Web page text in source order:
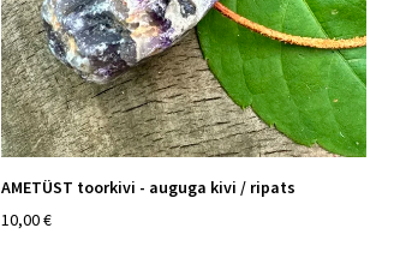
AMETÜST toorkivi - auguga kivi / ripats
10,00 €